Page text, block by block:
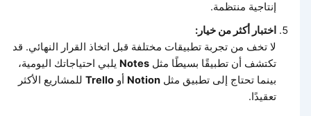
إنتاجية منتظمة.
اختبار أكثر من خيار:
لا تخف من تجربة تطبيقات مختلفة قبل اتخاذ القرار النهائي. قد
تكتشف أن تطبيقًا بسيطًا مثلNotesيلبي احتياجاتك اليومية،
بينما تحتاج إلى تطبيق مثلNotionأوTrelloللمشاريع الأكثر
تعقيدًا.